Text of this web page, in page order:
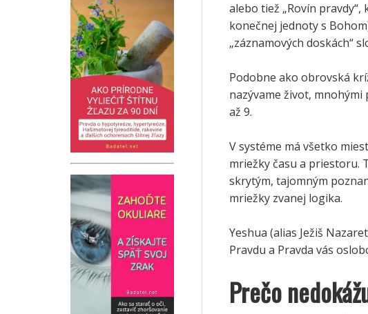
alebo tiež „Rovín
konečnej jednoty s
„záznamových doskách“
Podobne ako obrovská
nazývame život,
až 9.
V systéme má všetko
mriežky času a priestoru.
skrytým, tajomným
mriežky zvanej logika.
Yeshua (alias Ježiš
Pravdu a Pravda vás
Prečo